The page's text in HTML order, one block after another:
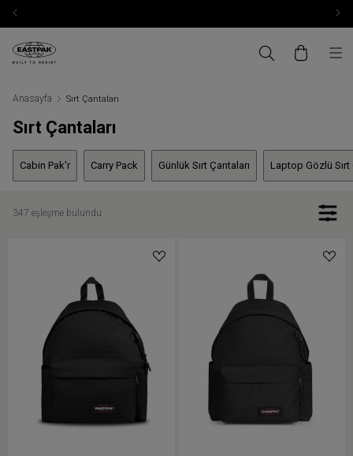
Anasayfa Sırt Çantaları
Sırt Çantaları
Cabin Pak'r Carry Pack Günlük Sırt Çantaları Laptop Gözlü Sırt
347 eşleşme bulundu